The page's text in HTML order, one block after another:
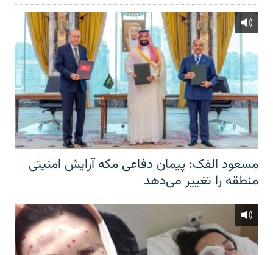
مسعود الفک: پیمان دفاعی مکه آرایش امنیتی
منطقه را تغییر می‌دهد